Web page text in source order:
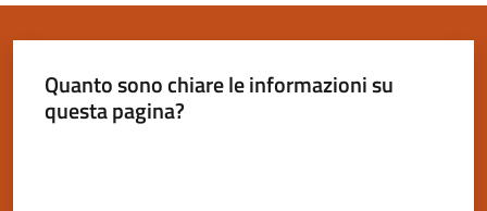
Dozza
Quanto sono chiare le informazioni su
questa pagina?